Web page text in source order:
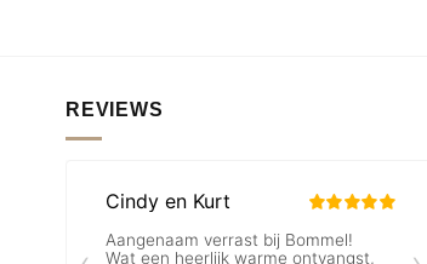
REVIEWS